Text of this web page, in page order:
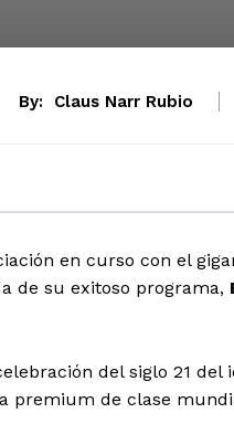
By: Claus Narr Rubio
en curso con el
de su exitoso programa,
del siglo 21 del
premium de clase